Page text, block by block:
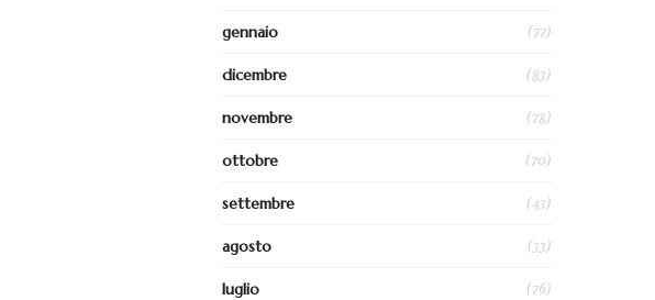
gennaio (77)
dicembre (83)
novembre (78)
ottobre (70)
settembre (43)
agosto (33)
luglio (76)